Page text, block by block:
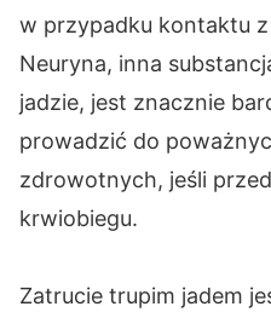
w przypadku kontaktu
Neuryna, inna
jadzie, jest znacznie
prowadzić do
zdrowotnych, jeśli
krwiobiegu.
Zatrucie trupim jadem